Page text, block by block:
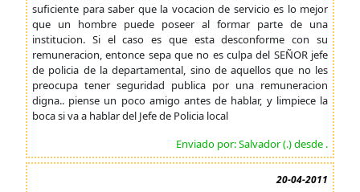
suficiente para saber que la vocacion de servicio es lo mejor
que un hombre puede poseer al formar parte de una
institucion. Si el caso es que esta desconforme con su
remuneracion, entonce sepa que no es culpa del SEÑOR jefe
de policia de la departamental, sino de aquellos que no les
preocupa tener seguridad publica por una remuneracion
digna.. piense un poco amigo antes de hablar, y limpiece la
boca si va a hablar del Jefe de Policia local
Enviado por: Salvador (.) desde .
20-04-2011